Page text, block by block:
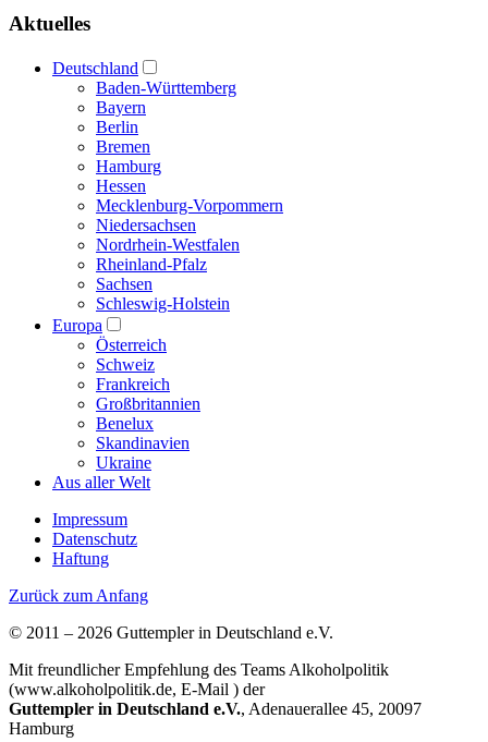
Aktuelles
Deutschland
Baden-Württemberg
Bayern
Berlin
Bremen
Hamburg
Hessen
Mecklenburg-Vorpommern
Niedersachsen
Nordrhein-Westfalen
Rheinland-Pfalz
Sachsen
Schleswig-Holstein
Europa
Österreich
Schweiz
Frankreich
Großbritannien
Benelux
Skandinavien
Ukraine
Aus aller Welt
Impressum
Datenschutz
Haftung
Zurück zum Anfang
© 2011 – 2026 Guttempler in Deutschland e.V.
Mit freundlicher Empfehlung des Teams Alkoholpolitik
(www.alkoholpolitik.de, E-Mail ) der
Guttempler in Deutschland e.V., Adenauerallee 45, 20097
Hamburg